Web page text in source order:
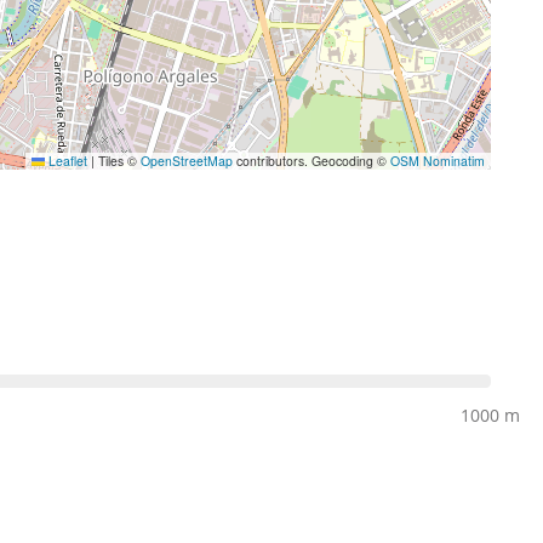
Leaflet | Tiles © OpenStreetMapcontributors. Geocoding © OSM Nominatim
1000 m